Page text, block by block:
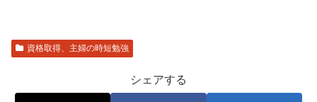
資格取得、主婦の時短勉強
シェアする